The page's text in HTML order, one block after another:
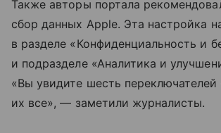
Также авторы портала
сбор данных Apple. Эта настройка
в разделе «Конфиденциальность и
и подразделе «Аналитика и
«Вы увидите шесть
их все», — заметили журналисты.